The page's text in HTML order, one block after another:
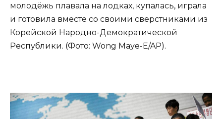
молодёжь плавала на лодках, купалась, играла
и готовила вместе со своими сверстниками из
Корейской Народно-Демократической
Республики. (Фото: Wong Maye-E/AP).